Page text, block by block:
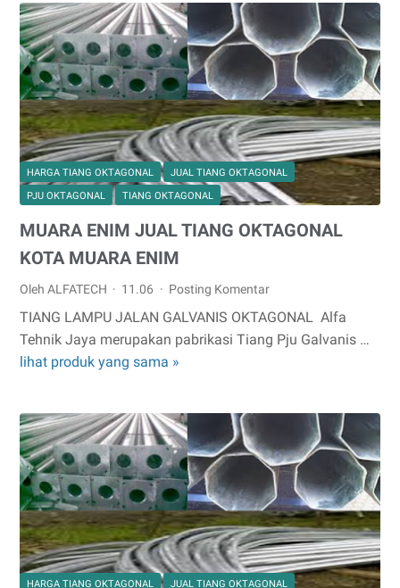
OKTAGONAL
TANJUNG
ENIM
HARGA TIANG OKTAGONAL
JUAL TIANG OKTAGONAL
PJU OKTAGONAL
TIANG OKTAGONAL
MUARA ENIM JUAL TIANG OKTAGONAL
KOTA MUARA ENIM
Oleh ALFATECH 11.06 Posting Komentar
TIANG LAMPU JALAN GALVANIS OKTAGONAL Alfa
Tehnik Jaya merupakan pabrikasi Tiang Pju Galvanis …
lihat produk yang sama »
JUAL
TIANG
OKTAGONAL
KOTA
MUARA
ENIM
HARGA TIANG OKTAGONAL JUAL TIANG OKTAGONAL